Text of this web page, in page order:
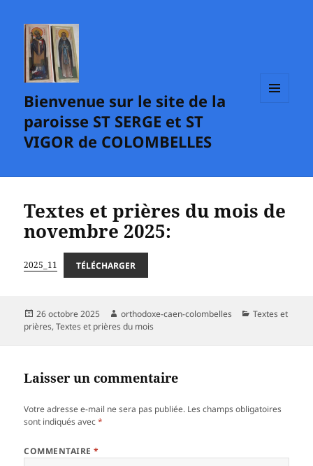
Bienvenue sur le site de la
paroisse ST SERGE et ST
VIGOR de COLOMBELLES
Textes et prières du mois de
novembre 2025:
2025_11 TÉLÉCHARGER
Publié
le
26 octobre 2025 Auteur
orthodoxe-caen-colombelles Catégories
Textes et
prières,Textes et prières du mois
Laisser un commentaire
Votre adresse e-mail ne sera pas publiée. Les champs obligatoires
sont indiqués avec*
COMMENTAIRE*